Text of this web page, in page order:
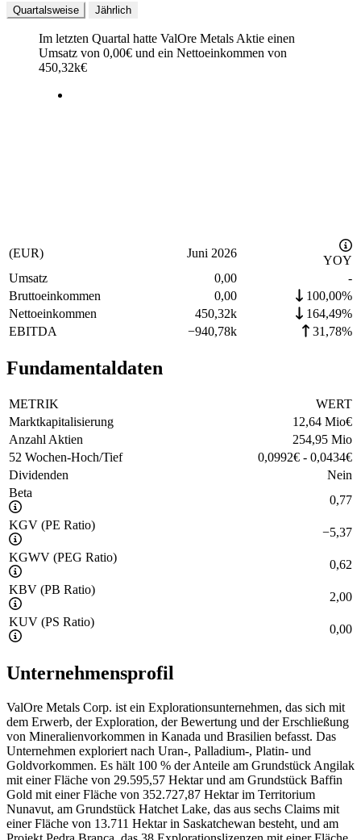
Quartalsweise Jährlich
Im letzten Quartal hatte ValOre Metals Aktie einen
Umsatz von 0,00€ und ein Nettoeinkommen von
450,32k€
(EUR) Juni 2026
YOY
Umsatz
0,00
-
Bruttoeinkommen
0,00
100,00%
Nettoeinkommen
450,32k
164,49%
EBITDA
−940,78k 31,78%
Fundamentaldaten
METRIK
WERT
Marktkapitalisierung
12,64 Mio€
Anzahl Aktien
254,95 Mio
52 Wochen-Hoch/Tief
0,0992€ - 0,0434€
Dividenden
Nein
Beta
0,77
KGV (PE Ratio)
−5,37
KGWV (PEG Ratio)
0,62
KBV (PB Ratio)
2,00
KUV (PS Ratio)
0,00
Unternehmensprofil
ValOre Metals Corp. ist ein Explorationsunternehmen, das sich mit
dem Erwerb, der Exploration, der Bewertung und der Erschließung
von Mineralienvorkommen in Kanada und Brasilien befasst. Das
Unternehmen exploriert nach Uran-, Palladium-, Platin- und
Goldvorkommen. Es hält 100 % der Anteile am Grundstück Angilak
mit einer Fläche von 29.595,57 Hektar und am Grundstück Baffin
Gold mit einer Fläche von 352.727,87 Hektar im Territorium
Nunavut, am Grundstück Hatchet Lake, das aus sechs Claims mit
einer Fläche von 13.711 Hektar in Saskatchewan besteht, und am